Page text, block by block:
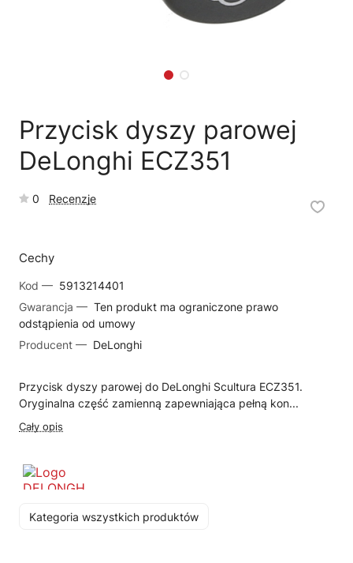
Przycisk dyszy parowej
DeLonghi ECZ351
0 Recenzje
Cechy
Kod — 5913214401
Gwarancja — Ten produkt ma ograniczone prawo
odstąpienia od umowy
Producent — DeLonghi
Przycisk dyszy parowej do DeLonghi Scultura ECZ351.
Oryginalna część zamienną zapewniająca pełną kon...
Cały opis
Kategoria wszystkich produktów
📦Reklamacja towaru